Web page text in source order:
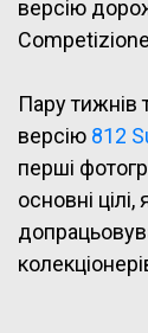
версію
Пару тижнів
версію 812
перші
основні цілі,